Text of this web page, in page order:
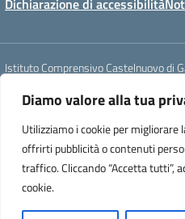
Diamo valore alla tua
Utilizziamo i cookie per migliorare
offrirti pubblicità o contenuti
traffico. Cliccando “Accetta tutti”,
cookie.
Dichiarazione di accessibilità
Istituto Comprensivo Castelnuovo di
tel. 058362342 - e-mail:
codice fiscale: 81000570465 -
univoco ufficio : UF1MYW